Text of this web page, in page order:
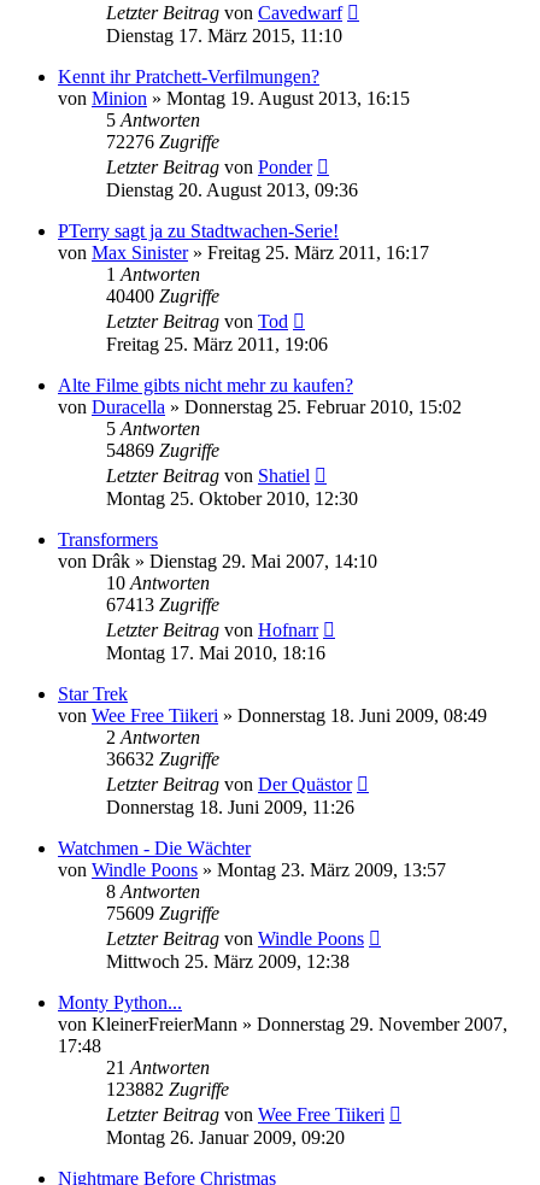
Letzter Beitrag von Cavedwarf
Dienstag 17. März 2015, 11:10
Kennt ihr Pratchett-Verfilmungen?
von Minion » Montag 19. August 2013, 16:15
5 Antworten
72276 Zugriffe
Letzter Beitrag von Ponder
Dienstag 20. August 2013, 09:36
PTerry sagt ja zu Stadtwachen-Serie!
von Max Sinister» Freitag 25. März 2011, 16:17
1 Antworten
40400 Zugriffe
Letzter Beitrag von Tod
Freitag 25. März 2011, 19:06
Alte Filme gibts nicht mehr zu kaufen?
von Duracella » Donnerstag 25. Februar 2010, 15:02
5 Antworten
54869 Zugriffe
Letzter Beitrag von Shatiel
Montag 25. Oktober 2010, 12:30
Transformers
von Drâk » Dienstag 29. Mai 2007, 14:10
10 Antworten
67413 Zugriffe
Letzter Beitrag von Hofnarr
Montag 17. Mai 2010, 18:16
Star Trek
von Wee Free Tiikeri » Donnerstag 18. Juni 2009, 08:49
2 Antworten
36632 Zugriffe
Letzter Beitrag von Der Quästor
Donnerstag 18. Juni 2009, 11:26
Watchmen - Die Wächter
von Windle Poons » Montag 23. März 2009, 13:57
8 Antworten
75609 Zugriffe
Letzter Beitrag von Windle Poons
Mittwoch 25. März 2009, 12:38
Monty Python...
von KleinerFreierMann » Donnerstag 29. November 2007,
17:48
21 Antworten
123882 Zugriffe
Letzter Beitrag von Wee Free Tiikeri
Montag 26. Januar 2009, 09:20
Nightmare Before Christmas